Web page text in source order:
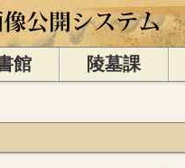
館 陵墓課